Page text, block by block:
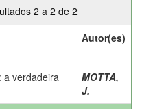
2 a 2 de 2
Autor(es)
a verdadeira
MOTTA,
J.